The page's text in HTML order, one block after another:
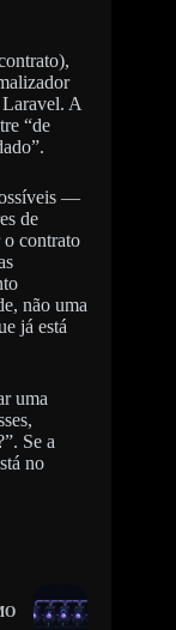
A
“de
—
de
contrato
não uma
já está
uma
Se a
no